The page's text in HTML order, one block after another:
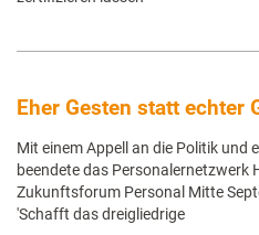
Eher Gesten statt echter
Mit einem Appell an die Politik und
beendete das Personalernetzwerk
Zukunftsforum Personal Mitte
'Schafft das dreigliedrige